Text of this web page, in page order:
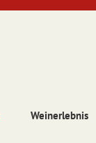
Weinerlebnis